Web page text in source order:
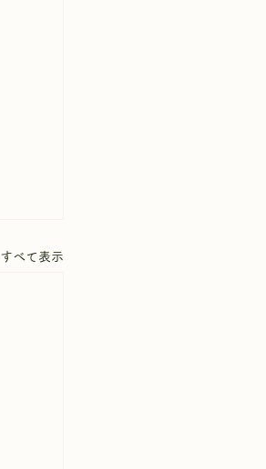
すべて表示